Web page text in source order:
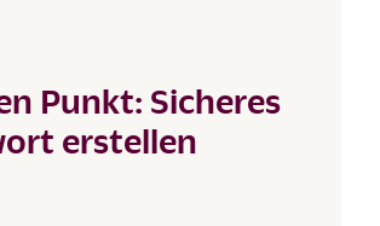
Punkt: Sicheres
erstellen